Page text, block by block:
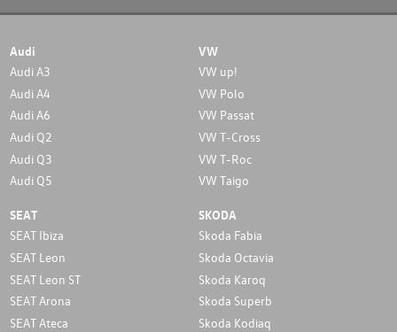
Audi
Audi A3
Audi A4
Audi A6
Audi Q2
Audi Q3
Audi Q5
VW
VW up!
VW Polo
VW Passat
VW T-Cross
VW T-Roc
VW Taigo
SEAT
SEAT Ibiza
SEAT Leon
SEAT Leon ST
SEAT Arona
SEAT Ateca
SKODA
Skoda Fabia
Skoda Octavia
Skoda Karoq
Skoda Superb
Skoda Kodiaq